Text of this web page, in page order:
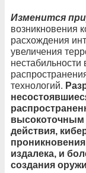
Изменится
возникновения
расхождения
увеличения
нестабильности
технологий.
высокоточным
действия,
издалека, и
создания